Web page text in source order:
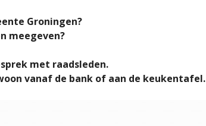
Groningen?
meegeven?
met raadsleden.
vanaf de bank of aan de keukentafel.